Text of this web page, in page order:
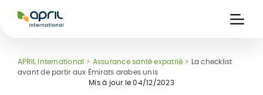
International
APRIL International Assurance santé expatrié
La checklist
avant de partir aux Émirats arabes unis
Mis à jour le04/12/2023